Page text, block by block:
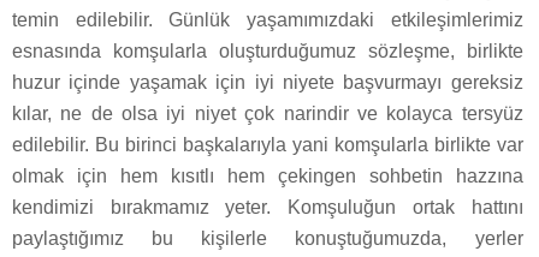
temin edilebilir. Günlük yaşamımızdaki etkileşimlerimiz
esnasında komşularla oluşturduğumuz sözleşme, birlikte
huzur içinde yaşamak için iyi niyete başvurmayı gereksiz
kılar, ne de olsa iyi niyet çok narindir ve kolayca tersyüz
edilebilir. Bu birinci başkalarıyla yani komşularla birlikte var
olmak için hem kısıtlı hem çekingen sohbetin hazzına
kendimizi bırakmamız yeter. Komşuluğun ortak hattını
paylaştığımız bu kişilerle konuştuğumuzda, yerler